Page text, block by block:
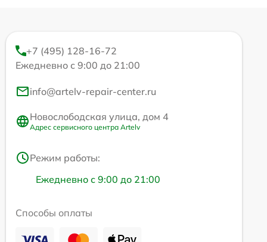
+7 (495) 128-16-72
Ежедневно с 9:00 до 21:00
info@artelv-repair-center.ru
Новослободская улица, дом 4
Адрес сервисного центра Artelv
Режим работы:
Ежедневно с 9:00 до 21:00
Способы оплаты